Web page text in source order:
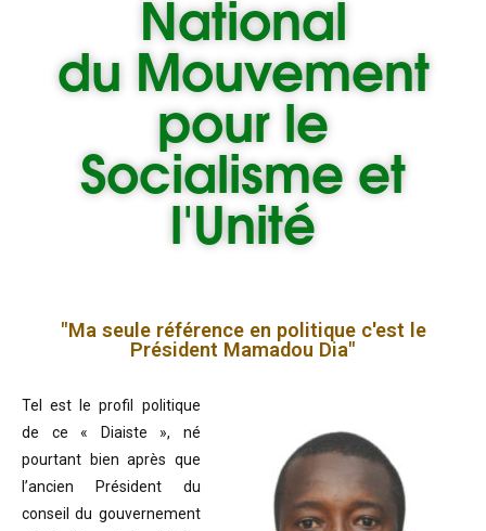
National
du Mouvement
pour le
Socialisme et
l'Unité
"Ma seule référence en politique c'est le
Président Mamadou Dia"
Tel est le profil politique
de ce « Diaiste », né
pourtant bien après que
l’ancien Président du
conseil du gouvernement